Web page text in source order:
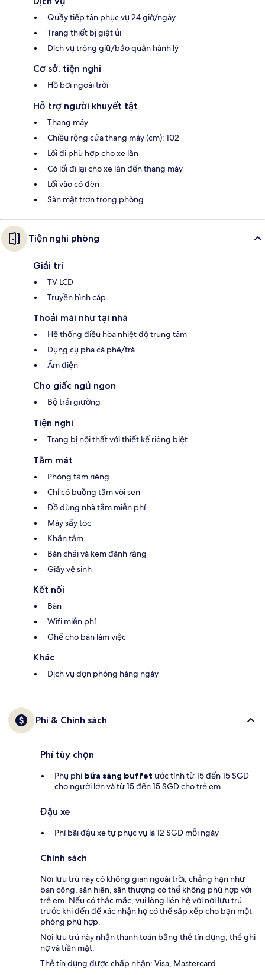
Quầy tiếp tân phục vụ 24 giờ/ngày
Trang thiết bị giặt ủi
Dịch vụ trông giữ/bảo quản hành lý
Cơ sở, tiện nghi
Hồ bơi ngoài trời
Hỗ trợ người khuyết tật
Thang máy
Chiều rộng cửa thang máy (cm): 102
Lối đi phù hợp cho xe lăn
Có lối đi lại cho xe lăn đến thang máy
Lối vào có đèn
Sàn mặt trơn trong phòng
Tiện nghi phòng
Giải trí
TV LCD
Truyền hình cáp
Thoải mái như tại nhà
Hệ thống điều hòa nhiệt độ trung tâm
Dụng cụ pha cà phê/trà
Ấm điện
Cho giấc ngủ ngon
Bộ trải giường
Tiện nghi
Trang bị nội thất với thiết kế riêng biệt
Tắm mát
Phòng tắm riêng
Chỉ có buồng tắm vòi sen
Đồ dùng nhà tắm miễn phí
Máy sấy tóc
Khăn tắm
Bàn chải và kem đánh răng
Giấy vệ sinh
Kết nối
Bàn
Wifi miễn phí
Ghế cho bàn làm việc
Khác
Dịch vụ dọn phòng hàng ngày
Phí & Chính sách
Phí tùy chọn
Phụ phíbữa sáng buffet ước tính từ 15 đến 15 SGD
cho người lớn và từ 15 đến 15 SGD cho trẻ em
Đậu xe
Phí bãi đậu xe tự phục vụ là 12 SGD mỗi ngày
Chính sách
Nơi lưu trú này có không gian ngoài trời, chẳng hạn như
ban công, sân hiên, sân thượng có thể không phù hợp với
trẻ em. Nếu có thắc mắc, vui lòng liên hệ với nơi lưu trú
trước khi đến để xác nhận họ có thể sắp xếp cho bạn một
phòng phù hợp.
Nơi lưu trú này nhận thanh toán bằng thẻ tín dụng, thẻ ghi
nợ và tiền mặt.
Thẻ tín dụng được chấp nhận: Visa, Mastercard